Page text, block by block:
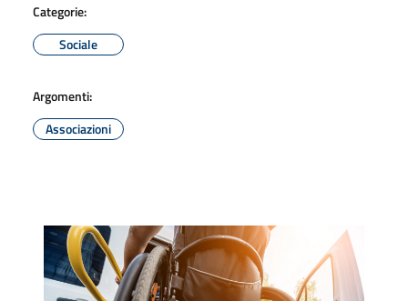
Categorie:
Sociale
Argomenti:
Associazioni